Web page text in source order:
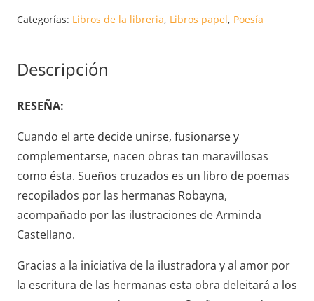
ROSY
ROBAYNA
Categorías: Libros de la libreria, Libros papel, Poesía
Descripción
RESEÑA:
Cuando el arte decide unirse, fusionarse y
complementarse, nacen obras tan maravillosas
como ésta. Sueños cruzados es un libro de poemas
recopilados por las hermanas Robayna,
acompañado por las ilustraciones de Arminda
Castellano.
Gracias a la iniciativa de la ilustradora y al amor por
la escritura de las hermanas esta obra deleitará a los